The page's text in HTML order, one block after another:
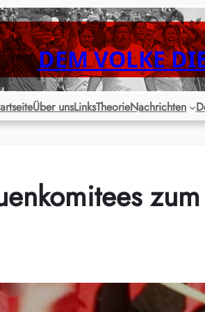
DEM VOLKE
Über unsLinksTheorieNachrichten